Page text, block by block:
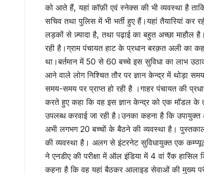
को आते हैं, यहां कॉफ़ी एवं स्नेक्स की भी व्यवस्था है
सचिव तथा पुलिस में भी भर्ती हुए हैं।यहां तैयारियां
लड़कों से ज़्यादा है, तथा पढ़ाई का बहुत अच्छा माहौल
रही है।ग्राम पंचायत हाट के प्रधान बरक़त अली का
था।बर्तमान में 50 से 60 बच्चे इस सुविधा का लाभ
आने वाले लोग निश्चित तौर पर ज्ञान केन्द्र में थोड़ा
समय-समय पर प्राप्त हो रही है ।गाहर पंचायत की
करते हुए कहा कि वह इस ज्ञान केन्द्र को एक माॅडल के
उपलब्ध करवाई जा रही है।उनका कहना है कि
अभी लगभग 20 बच्चों के बैठने की व्यवस्था है।
की व्यवस्था है। अलग से इंटरनेट सुविधायुक्त एक
ने एनडीए की परीक्षा में ऑल इंडिया में 4 वां रैंक हासिल
कहना है कि वह यहां बैठकर आलाइड सेवाओं की मुख्य